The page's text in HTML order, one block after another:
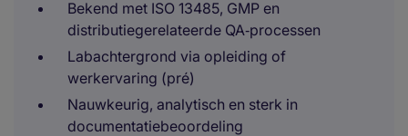
Bekend met ISO 13485, GMP en
distributiegerelateerde QA‑processen
Labachtergrond via opleiding of
werkervaring (pré)
Nauwkeurig, analytisch en sterk in
documentatiebeoordeling